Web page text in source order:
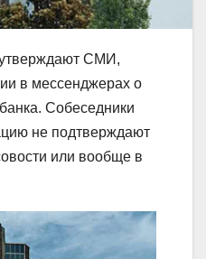
СМИ,
в мессенджерах о
Собеседники
не подтверждают
или вообще в